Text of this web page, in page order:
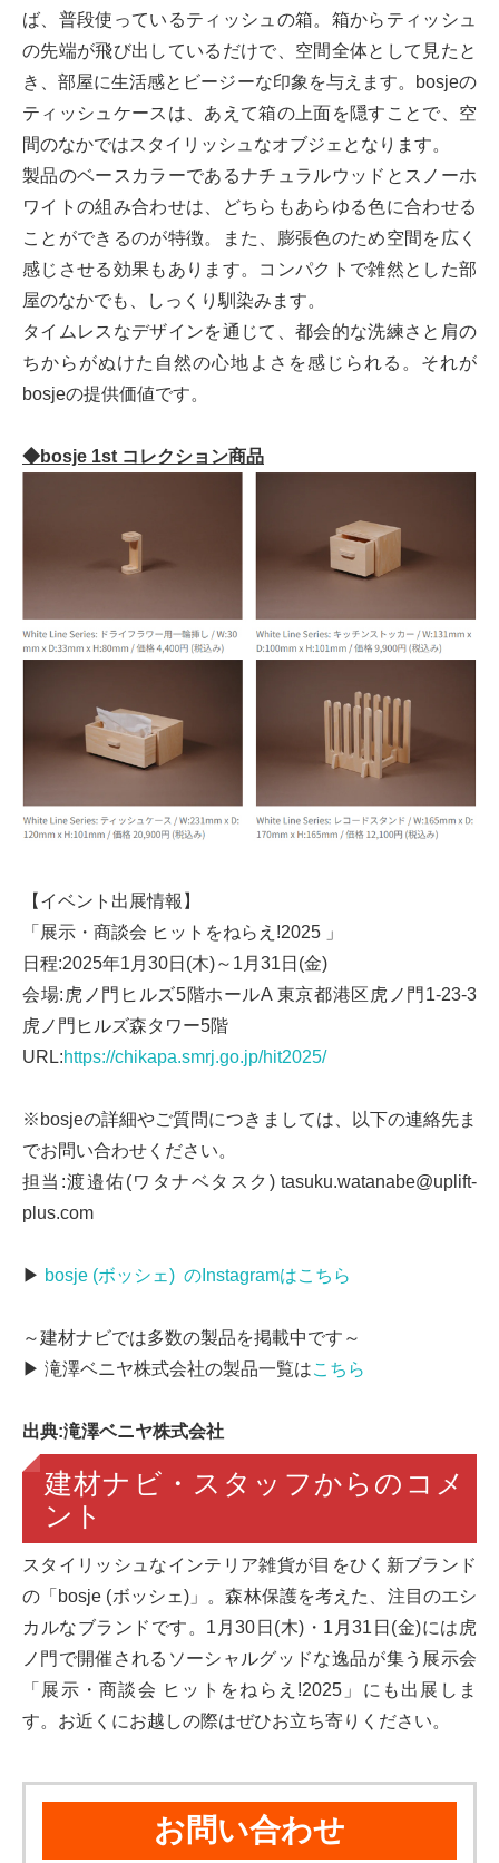
ば、普段使っているティッシュの箱。箱からティッシュ
の先端が飛び出しているだけで、空間全体として見たと
き、部屋に生活感とビージーな印象を与えます。bosjeの
ティッシュケースは、あえて箱の上面を隠すことで、空
間のなかではスタイリッシュなオブジェとなります。
製品のベースカラーであるナチュラルウッドとスノーホ
ワイトの組み合わせは、どちらもあらゆる色に合わせる
ことができるのが特徴。また、膨張色のため空間を広く
感じさせる効果もあります。コンパクトで雑然とした部
屋のなかでも、しっくり馴染みます。
タイムレスなデザインを通じて、都会的な洗練さと肩の
ちからがぬけた自然の心地よさを感じられる。それが
bosjeの提供価値です。
◆bosje 1st コレクション商品
【イベント出展情報】
「展示・商談会 ヒットをねらえ!2025 」
日程:2025年1月30日(木)～1月31日(金)
会場:虎ノ門ヒルズ5階ホールA 東京都港区虎ノ門1-23-3
虎ノ門ヒルズ森タワー5階
URL:https://chikapa.smrj.go.jp/hit2025/
※bosjeの詳細やご質問につきましては、以下の連絡先ま
でお問い合わせください。
担当:渡邉佑(ワタナベタスク) tasuku.watanabe@uplift-
plus.com
▶ bosje (ボッシェ) のInstagramはこちら
～建材ナビでは多数の製品を掲載中です～
▶ 滝澤ベニヤ株式会社の製品一覧はこちら
出典:滝澤ベニヤ株式会社
建材ナビ・スタッフからのコメ
ント
スタイリッシュなインテリア雑貨が目をひく新ブランド
の「bosje (ボッシェ)」。森林保護を考えた、注目のエシ
カルなブランドです。1月30日(木)・1月31日(金)には虎
ノ門で開催されるソーシャルグッドな逸品が集う展示会
「展示・商談会 ヒットをねらえ!2025」にも出展しま
す。お近くにお越しの際はぜひお立ち寄りください。
お問い合わせ